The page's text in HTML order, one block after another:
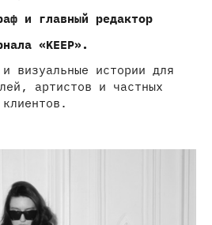
и главный редактор
«KEEP».
визуальные истории для
артистов и частных
клиентов.